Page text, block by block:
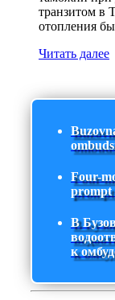
транзитом в
отопления
Читать далее
Four-
prompt
В
к